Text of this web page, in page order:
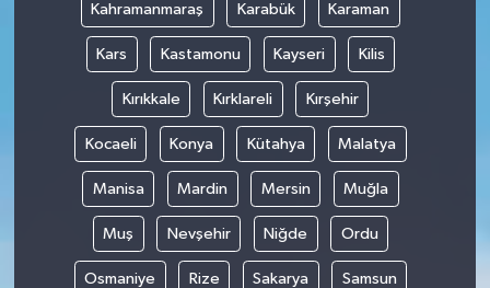
Kahramanmaraş Karabük Karaman
Kars Kastamonu Kayseri Kilis
Kırıkkale Kırklareli Kırşehir
Kocaeli Konya Kütahya Malatya
Manisa Mardin Mersin Muğla
Muş Nevşehir Niğde Ordu
Osmaniye Rize Sakarya Samsun